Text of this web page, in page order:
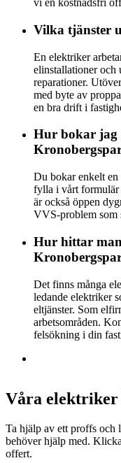
vi en kostnadsfri
Vilka tjänster
En elektriker
elinstallationer och
reparationer.
med byte av
en bra drift i
Hur bokar jag
Du bokar enkelt
fylla i vårt formulär
är också öppen
VVS-problem som
Hur hittar
Det finns många
ledande elektriker
eltjänster. Som
arbetsområden.
felsökning i din
Våra
Ta hjälp av ett proffs och
behöver hjälp med.
offert.